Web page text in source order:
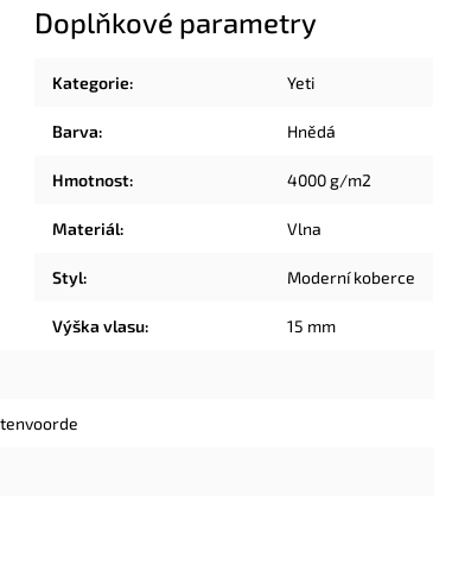
Doplňkové parametry
Kategorie: Yeti
Barva: Hnědá
Hmotnost: 4000 g/m2
Materiál: Vlna
Styl: Moderní koberce
Výška vlasu: 15 mm